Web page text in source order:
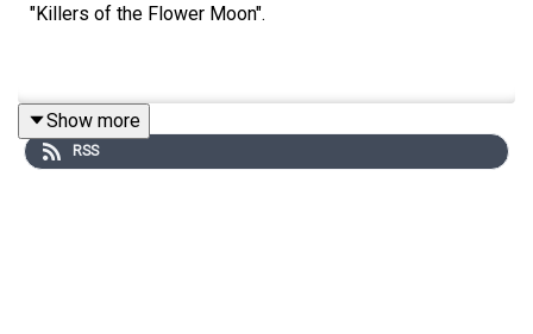
"Killers of the Flower Moon".
Show more
RSS